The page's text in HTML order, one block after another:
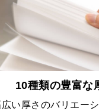
10種類の豊富な
い厚さのバリエー